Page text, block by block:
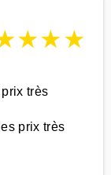
★★★
très
prix très